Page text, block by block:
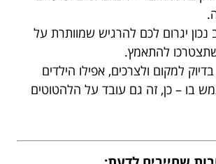
יגרום לכם להרגיש שמוותרת על
להתאמץ.
למקום ולצרכים, אפילו הילדים
בו – כן, זה גם עובד על הלהטוטים